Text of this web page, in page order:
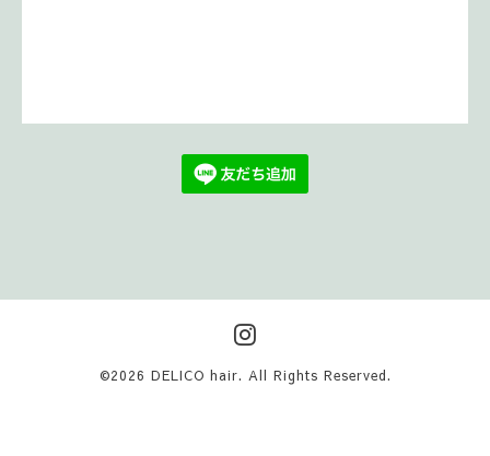
©2026 DELICO hair. All Rights Reserved.